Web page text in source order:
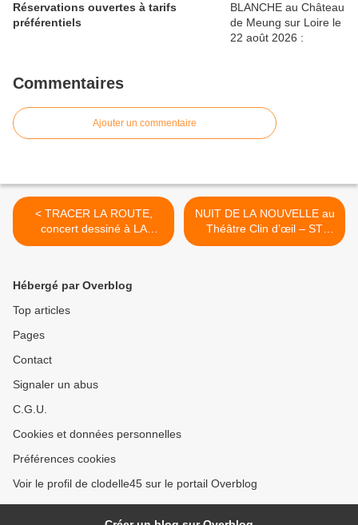
Réservations ouvertes à tarifs
préférentiels
Commentaires
Ajouter un commentaire
< TRACER LA ROUTE,
concert dessiné à LA
RUCHE EN SCÈNE
NUIT DE LA NOUVELLE au
Théâtre Clin d’œil – ST
JEAN DE BRAYE - Vendredi
Hébergé par Overblog
Top articles
Pages
Contact
Signaler un abus
C.G.U.
Cookies et données personnelles
Préférences cookies
Voir le profil de clodelle45 sur le portail Overblog